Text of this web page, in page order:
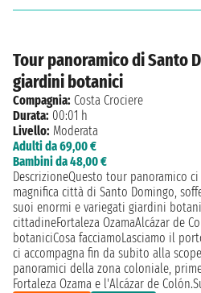
Tour panoramico di Santo
giardini botanici
Compagnia: Costa Crociere
Durata: 00:01 h
Livello: Moderata
Adulti da 69,00 €
Bambini da 48,00 €
DescrizioneQuesto tour panoramico
magnifica città di Santo Domingo,
suoi enormi e variegati giardini
cittadineFortaleza OzamaAlcázar de
botaniciCosa facciamoLasciamo il
ci accompagna fin da subito alla
panoramici della zona coloniale,
Fortaleza Ozama e l'Alcázar de